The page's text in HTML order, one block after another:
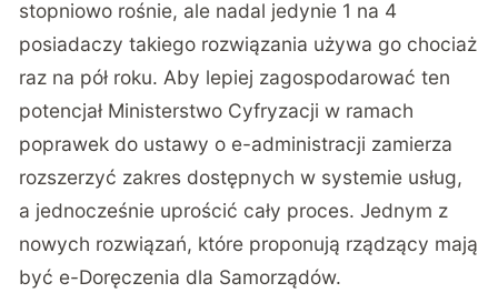
stopniowo rośnie, ale nadal jedynie 1 na 4
posiadaczy takiego rozwiązania używa go chociaż
raz na pół roku. Aby lepiej zagospodarować ten
potencjał Ministerstwo Cyfryzacji w ramach
poprawek do ustawy o e-administracji zamierza
rozszerzyć zakres dostępnych w systemie usług,
a jednocześnie uprościć cały proces. Jednym z
nowych rozwiązań, które proponują rządzący mają
być e-Doręczenia dla Samorządów.